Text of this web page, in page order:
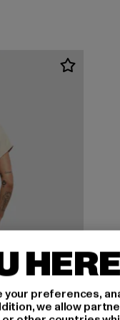
preferences,
we allow